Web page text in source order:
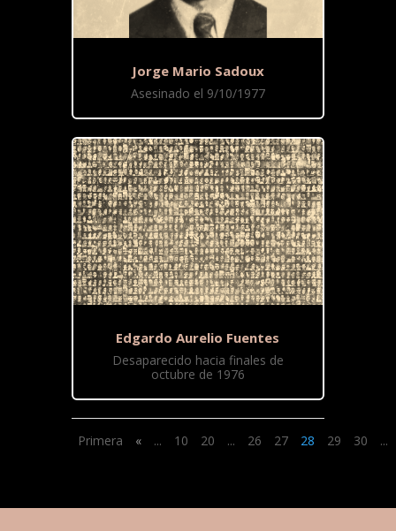
Jorge Mario Sadoux
Asesinado el 9/10/1977
Edgardo Aurelio Fuentes
Desaparecido hacia finales de
octubre de 1976
Primera « ... 10 20 ... 26 27 28 29 30 ...